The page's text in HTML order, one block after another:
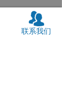
联系我们